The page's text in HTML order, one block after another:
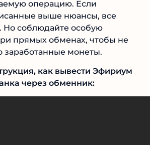
операцию. Если
выше нюансы, все
Но соблюдайте особую
прямых обменах, чтобы не
заработанные монеты.
как вывести Эфириум
через обменник: